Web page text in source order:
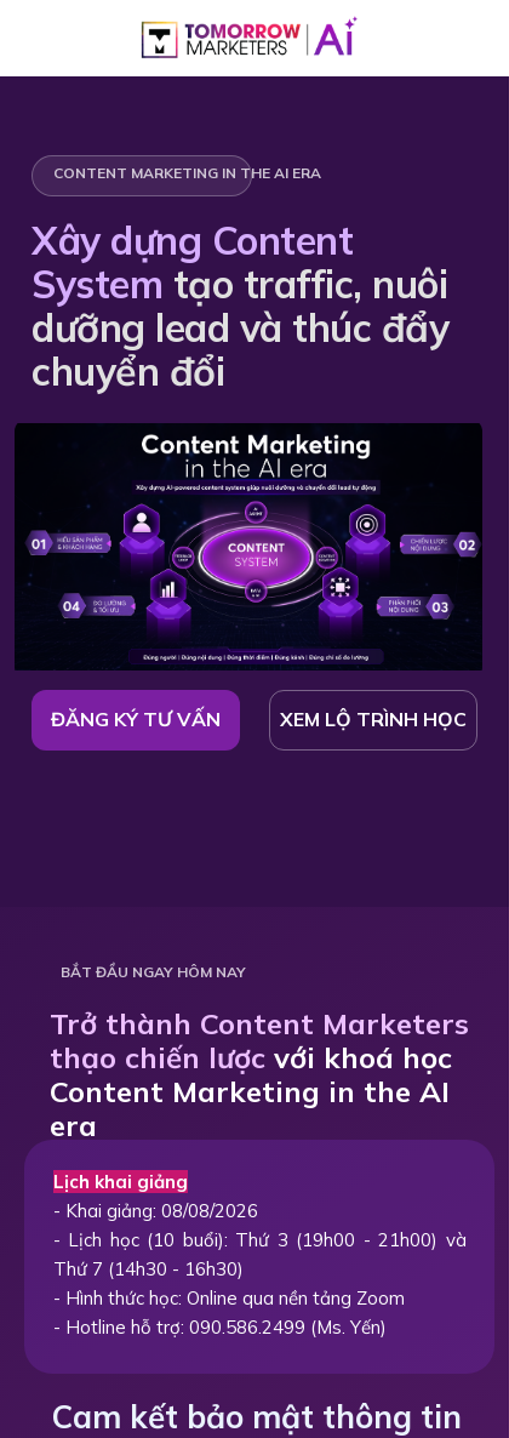
ĐĂNG KÝ TƯ VẤN XEM LỘ TRÌNH HỌC
CONTENT MARKETING IN THE AI ERA
Xây dựng Content
System tạo traffic, nuôi
dưỡng lead và thúc đẩy
chuyển đổi
BẮT ĐẦU NGAY HÔM NAY
Trở thành Content Marketers
thạo chiến lược với khoá học
Content Marketing in the AI
era
Lịch khai giảng
- Khai giảng: 08/08/2026
- Lịch học (10 buổi): Thứ 3 (19h00 - 21h00) và
Thứ 7 (14h30 - 16h30)
- Hình thức học: Online qua nền tảng Zoom
- Hotline hỗ trợ: 090.586.2499 (Ms. Yến)
Cam kết bảo mật thông tin